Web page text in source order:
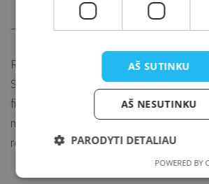
—
Renginio metu gali būti fotografuojama ir
SVARBU. Jei nepageidaujate būti
filmuojami arba nesutinkate su nuotraukų
medžiagos su Jumis viešinimu, prašome
renginio organizatorių arba fotografą.
AŠ SUTINKU
AŠ NESUTINKU
PARODYTI DETALIAU
POWERED BY